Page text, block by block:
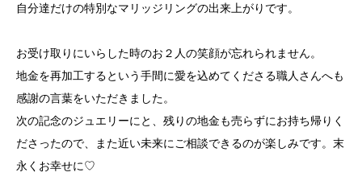
自分達だけの特別なマリッジリングの出来上がりです。
お受け取りにいらした時のお２人の笑顔が忘れられません。
地金を再加工するという手間に愛を込めてくださる職人さんへも
感謝の言葉をいただきました。
次の記念のジュエリーにと、残りの地金も売らずにお持ち帰りく
ださったので、また近い未来にご相談できるのが楽しみです。末
永くお幸せに♡